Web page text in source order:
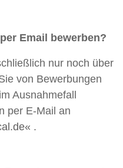
Email bewerben?
nur noch über
von Bewerbungen
Ausnahmefall
per E-Mail an
.